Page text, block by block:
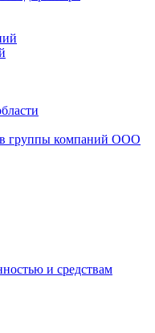
группы компаний ООО
и средствам